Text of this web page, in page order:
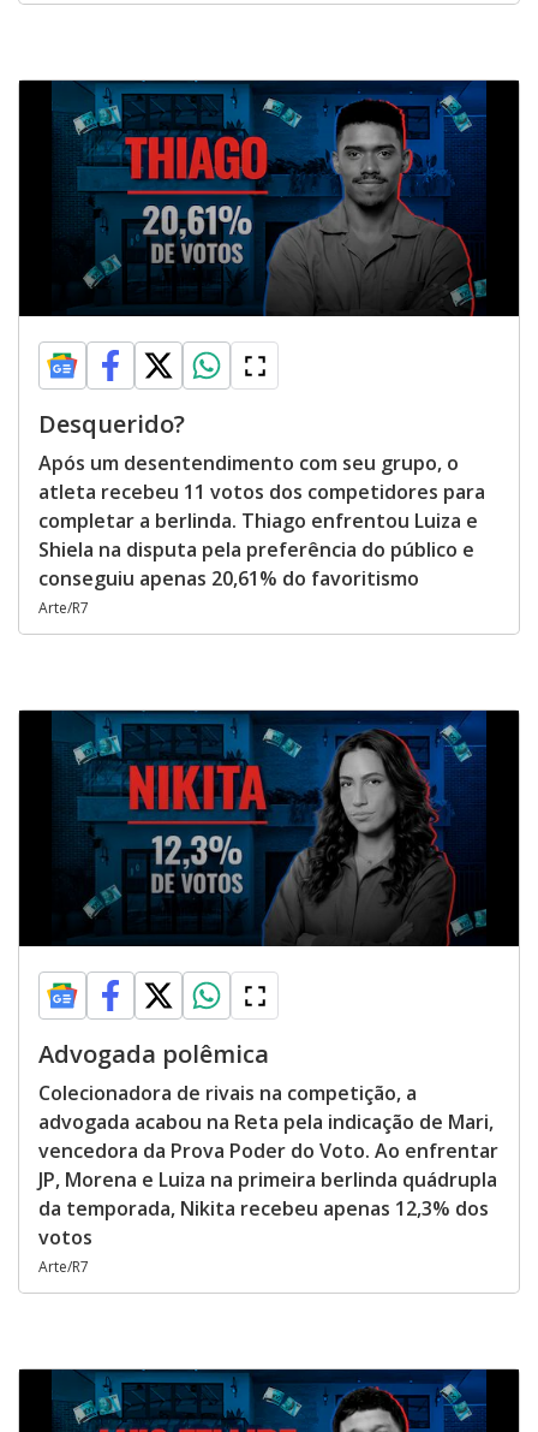
Desquerido?
Após um desentendimento com seu grupo, o
atleta recebeu 11 votos dos competidores para
completar a berlinda. Thiago enfrentou Luiza e
Shiela na disputa pela preferência do público e
conseguiu apenas 20,61% do favoritismo
Arte/R7
Advogada polêmica
Colecionadora de rivais na competição, a
advogada acabou na Reta pela indicação de Mari,
vencedora da Prova Poder do Voto. Ao enfrentar
JP, Morena e Luiza na primeira berlinda quádrupla
da temporada, Nikita recebeu apenas 12,3% dos
votos
Arte/R7